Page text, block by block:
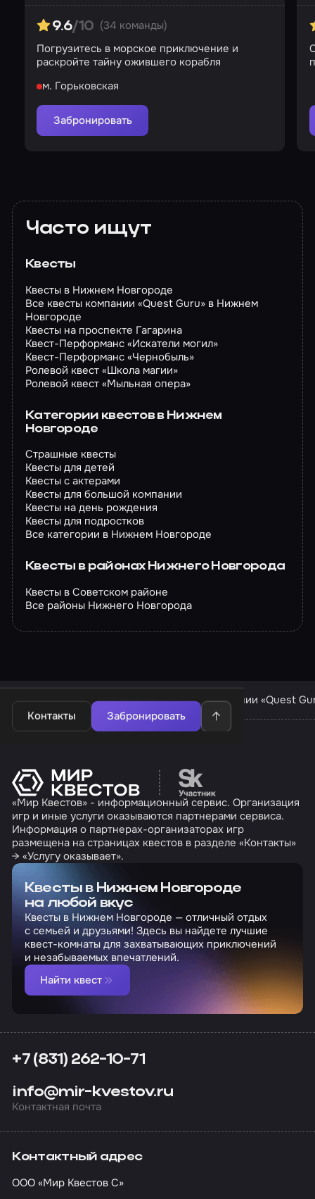
9.6/10 (34 команды)
Погрузитесь в морское приключение и
раскройте тайну ожившего корабля
м. Горьковская
Забронировать
Часто ищут
Квесты
Квесты в Нижнем Новгороде
Все квесты компании «Quest Guru» в Нижнем
Новгороде
Квесты на проспекте Гагарина
Квест-Перформанс «Искатели могил»
Квест-Перформанс «Чернобыль»
Ролевой квест «Школа магии»
Ролевой квест «Мыльная опера»
Категории квестов в Нижнем
Новгороде
Страшные квесты
Квесты для детей
Квесты с актерами
Квесты для большой компании
Квесты на день рождения
Квесты для подростков
Все категории в Нижнем Новгороде
Квесты в районах Нижнего Новгорода
Квесты в Советском районе
Все районы Нижнего Новгорода
Контакты Забронировать
Квесты в Нижнем Новгороде Квесты компании «Quest
Перейти на сайт
«Мир Квестов» - информационный сервис. Организация
игр и иные услуги оказываются партнерами сервиса.
Информация о партнерах-организаторах игр
размещена на страницах квестов в разделе «Контакты»
→ «Услугу оказывает».
Квесты в Нижнем Новгороде
на любой вкус
Квесты в Нижнем Новгороде — отличный отдых
с семьей и друзьями! Здесь вы найдете лучшие
квест-комнаты для захватывающих приключений
и незабываемых впечатлений.
Найти квест
+7 (831) 262-10-71
info@mir-kvestov.ru
Контактная почта
Контактный адрес
ООО «Мир Квестов С»